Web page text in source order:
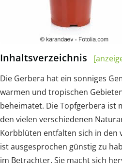
Inhaltsverzeichnis
Die Gerbera hat ein sonniges
warmen und tropischen
beheimatet. Die Topfgerbera ist
den vielen verschiedenen
Korbblüten entfalten sich in den
ist ausgesprochen günstig zu
im Betrachter. Sie macht sich